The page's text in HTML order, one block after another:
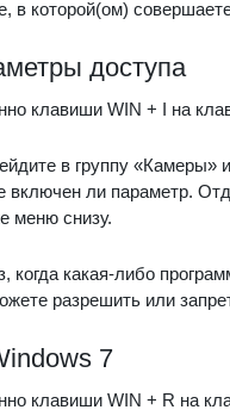
в которой(ом)
доступа
клавиши WIN + I на
в группу «Камеры»
включен ли параметр.
меню снизу.
когда какая-либо
разрешить или
7
клавиши WIN + R на